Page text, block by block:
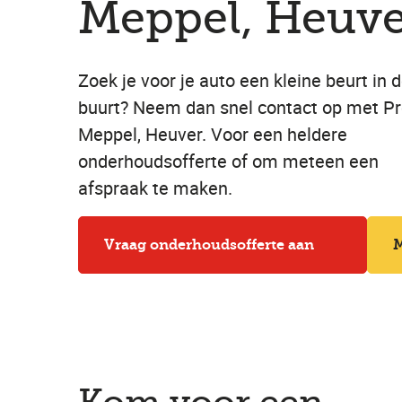
Meppel,
Zoek je voor je auto een kleine beurt in
buurt? Neem dan snel contact op met
Meppel, Heuver. Voor een heldere
onderhoudsofferte of om meteen een
afspraak te maken.
Vraag onderhoudsofferte aan